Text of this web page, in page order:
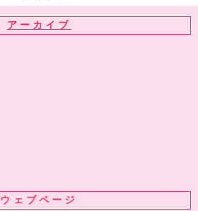
アーカイブ
ウェブページ